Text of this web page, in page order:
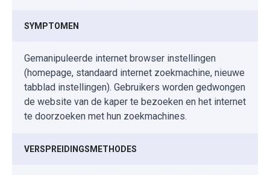
SYMPTOMEN
Gemanipuleerde internet browser instellingen
(homepage, standaard internet zoekmachine, nieuwe
tabblad instellingen). Gebruikers worden gedwongen
de website van de kaper te bezoeken en het internet
te doorzoeken met hun zoekmachines.
VERSPREIDINGSMETHODES